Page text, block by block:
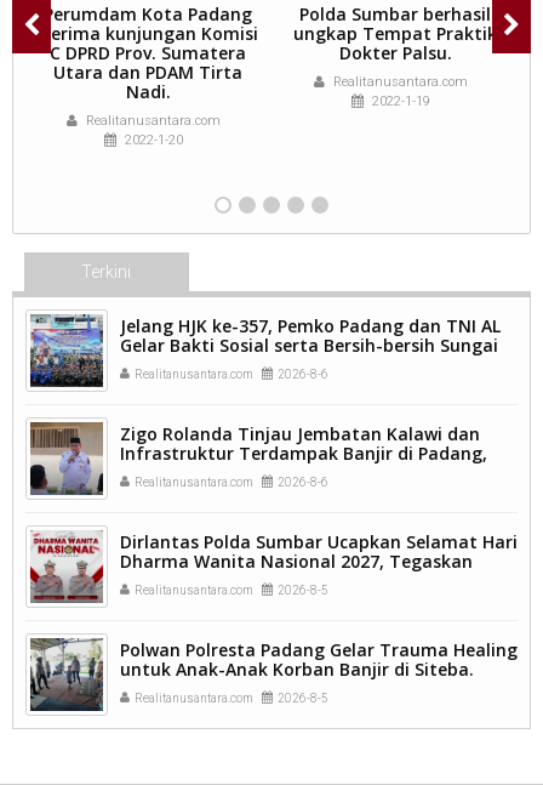
Perumdam Kota Padang
Terima kunjungan Komisi
C DPRD Prov. Sumatera
Utara dan PDAM Tirta
Nadi.
Realitanusantara.com
2022-1-20
Polda Sumbar berhasil
ungkap Tempat Praktik
Dokter Palsu.
Realitanusantara.com
2022-1-19
Terkini
Jelang HJK ke-357, Pemko Padang dan TNI AL
Gelar Bakti Sosial serta Bersih-bersih Sungai
Batang Arau.
Realitanusantara.com 2026-8-6
Zigo Rolanda Tinjau Jembatan Kalawi dan
Infrastruktur Terdampak Banjir di Padang,
Pemulihan Pascabencana Jadi Prioritas.
Realitanusantara.com 2026-8-6
Dirlantas Polda Sumbar Ucapkan Selamat Hari
Dharma Wanita Nasional 2027, Tegaskan
Peran Perempuan sebagai Pilar Bangsa
Realitanusantara.com 2026-8-5
Polwan Polresta Padang Gelar Trauma Healing
untuk Anak-Anak Korban Banjir di Siteba.
Realitanusantara.com 2026-8-5